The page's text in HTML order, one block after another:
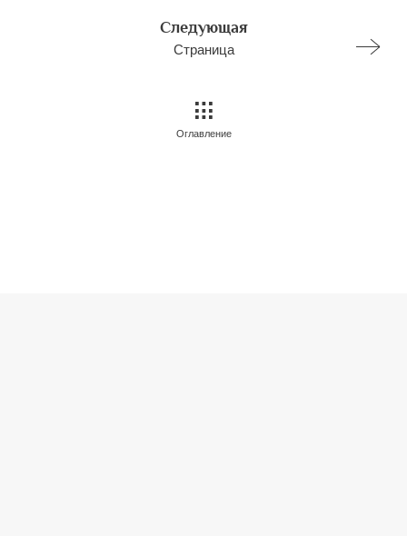
Следующая
Страница
Оглавление